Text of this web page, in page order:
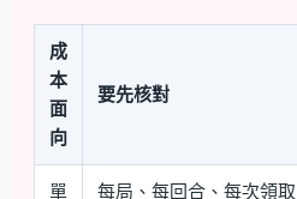
成
本
面
向
要先核對
單
每局、每回合、每次領取